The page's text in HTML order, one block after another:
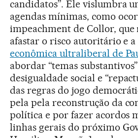
candidatos”. Ele vislumbra
agendas mínimas, como
impeachment de Collor, que
afastar o risco autoritário e a
econômica ultraliberal de
abordar “temas
desigualdade social e
das regras do jogo
pela pela reconstrução da
política e por fazer acordos
linhas gerais do próximo